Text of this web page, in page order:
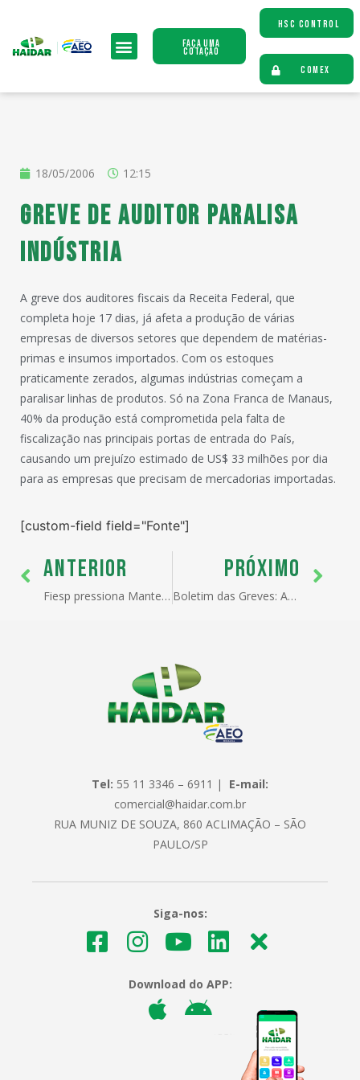
Faça uma
Cotação
HSC CONTROL
COMEX
18/05/2006 12:15
Greve de auditor paralisa
indústria
A greve dos auditores fiscais da Receita Federal, que
completa hoje 17 dias, já afeta a produção de várias
empresas de diversos setores que dependem de matérias-
primas e insumos importados. Com os estoques
praticamente zerados, algumas indústrias começam a
paralisar linhas de produtos. Só na Zona Franca de Manaus,
40% da produção está comprometida pela falta de
fiscalização nas principais portas de entrada do País,
causando um prejuízo estimado de US$ 33 milhões por dia
para as empresas que precisam de mercadorias importadas.
[custom-field field="Fonte"]
ANTERIOR
Fiesp pressiona Mantega sobre câmbio
PRÓXIMO
Boletim das Greves: ANVISA, MAPA e RECEITA
Tel: 55 11 3346 – 6911 | E-mail:
comercial@haidar.com.br
RUA MUNIZ DE SOUZA, 860 ACLIMAÇÃO – SÃO
PAULO/SP
Siga-nos:
Download do APP: